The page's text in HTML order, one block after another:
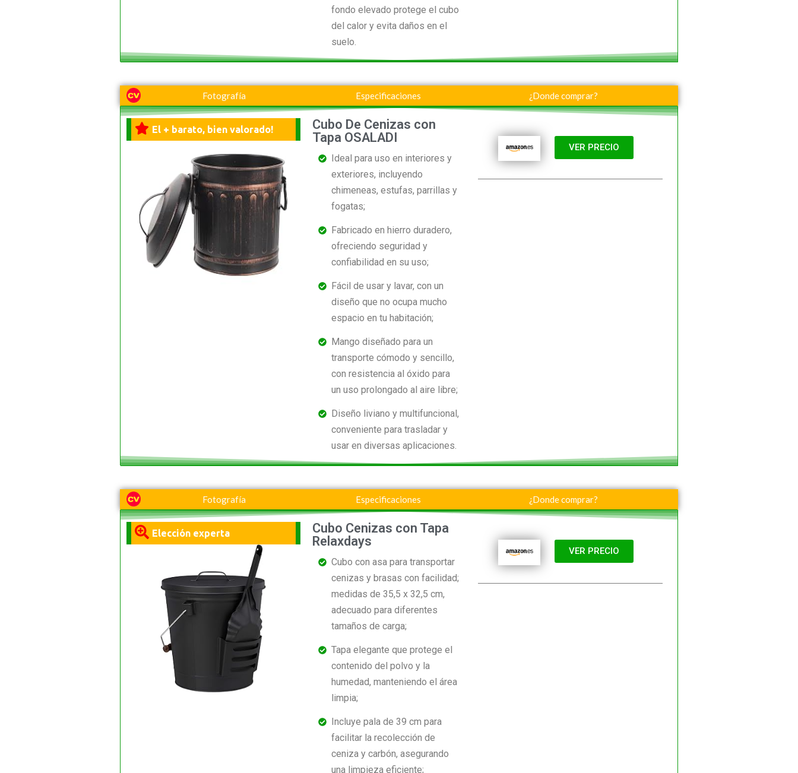
fondo elevado protege el cubo
del calor y evita daños en el
suelo.
Fotografía Especificaciones ¿Donde comprar?
El + barato, bien valorado!
Cubo De Cenizas con
Tapa OSALADI
Ideal para uso en interiores y
exteriores, incluyendo
chimeneas, estufas, parrillas y
fogatas;
Fabricado en hierro duradero,
ofreciendo seguridad y
confiabilidad en su uso;
Fácil de usar y lavar, con un
diseño que no ocupa mucho
espacio en tu habitación;
Mango diseñado para un
transporte cómodo y sencillo,
con resistencia al óxido para
un uso prolongado al aire libre;
Diseño liviano y multifuncional,
conveniente para trasladar y
usar en diversas aplicaciones.
VER PRECIO
Fotografía Especificaciones ¿Donde comprar?
Elección experta
Cubo Cenizas con Tapa
Relaxdays
Cubo con asa para transportar
cenizas y brasas con facilidad;
medidas de 35,5 x 32,5 cm,
adecuado para diferentes
tamaños de carga;
Tapa elegante que protege el
contenido del polvo y la
humedad, manteniendo el área
limpia;
Incluye pala de 39 cm para
facilitar la recolección de
ceniza y carbón, asegurando
una limpieza eficiente;
VER PRECIO